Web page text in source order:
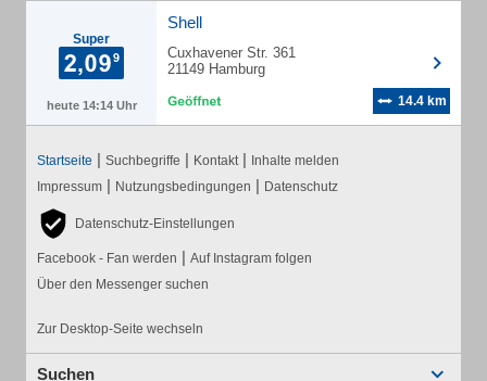
Super
heute 14:14 Uhr
Shell
Cuxhavener Str. 361
21149 Hamburg
14.4 km
Startseite | Suchbegriffe | Kontakt | Inhalte melden
Impressum | Nutzungsbedingungen | Datenschutz
Datenschutz-Einstellungen
Facebook - Fan werden | Auf Instagram folgen
Über den Messenger suchen
Zur Desktop-Seite wechseln
Suchen